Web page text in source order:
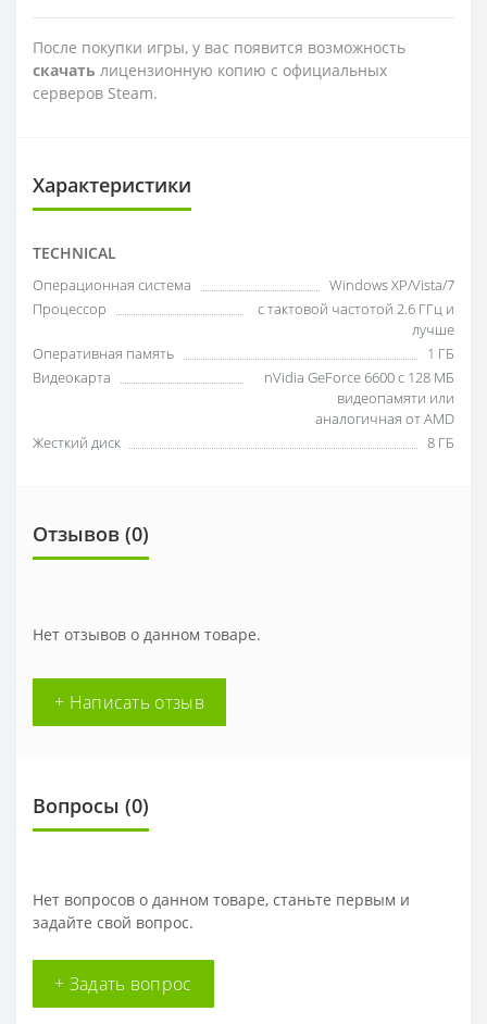
После покупки игры, у вас появится возможность
скачать лицензионную копию с официальных
серверов Steam.
Характеристики
TECHNICAL
Операционная система
Windows XP/Vista/7
Процессор
с тактовой частотой 2.6 ГГц и
лучше
Оперативная память
1 ГБ
Видеокарта
nVidia GeForce 6600 с 128 МБ
видеопамяти или
аналогичная от AMD
Жесткий диск
8 ГБ
Отзывов (0)
Нет отзывов о данном товаре.
+ Написать отзыв
Вопросы (0)
Нет вопросов о данном товаре, станьте первым и
задайте свой вопрос.
+ Задать вопрос